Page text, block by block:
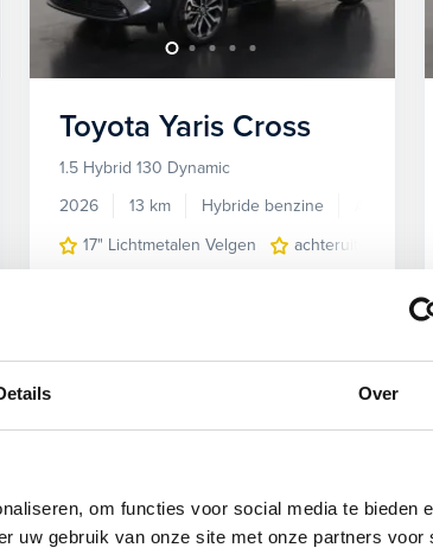
Over
om functies voor social media te bieden
uw gebruik van onze site met onze partners voor
Automaat
Auto Autonomous Emergency Braking
Toyota Yaris Cross
1.5 Hybrid 130 Dynamic
2026
13 km Hybride benzine
17" Lichtmetalen Velgen
achteruitrijcamera